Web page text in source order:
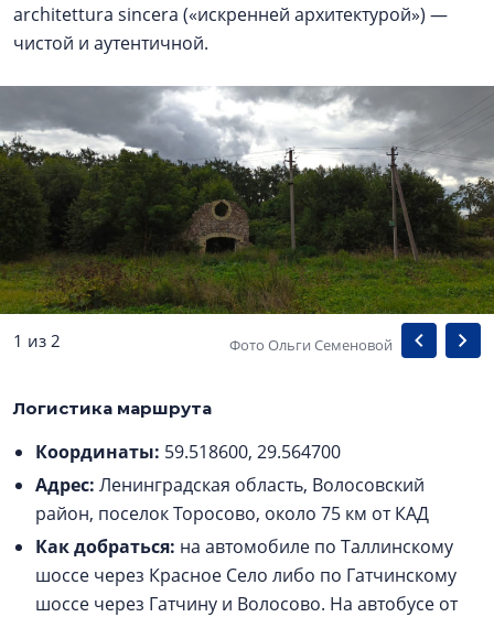
architettura sincera («искренней архитектурой») —
чистой и аутентичной.
1 из 2 Фото Ольги Семеновой
Логистика маршрута
Координаты: 59.518600, 29.564700
Адрес: Ленинградская область, Волосовский
район, поселок Торосово, около 75 км от КАД
Как добраться: на автомобиле по Таллинскому
шоссе через Красное Село либо по Гатчинскому
шоссе через Гатчину и Волосово. На автобусе от